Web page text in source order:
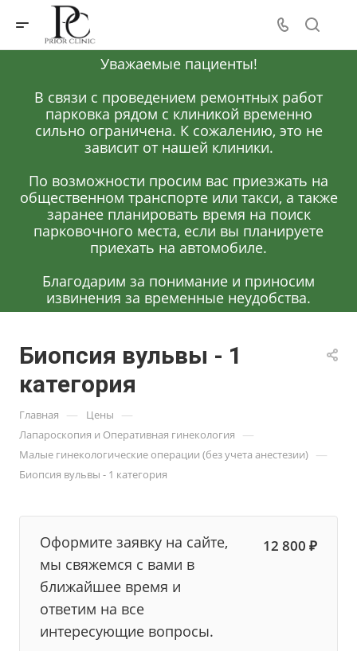
Уважаемые пациенты!
В связи с проведением ремонтных работ
парковка рядом с клиникой временно
сильно ограничена. К сожалению, это не
зависит от нашей клиники.
По возможности просим вас приезжать на
общественном транспорте или такси, а также
заранее планировать время на поиск
парковочного места, если вы планируете
приехать на автомобиле.
Благодарим за понимание и приносим
извинения за временные неудобства.
Биопсия вульвы - 1
категория
Главная — Цены —
Лапароскопия и Оперативная гинекология —
Малые гинекологические операции (без учета анестезии) —
Биопсия вульвы - 1 категория
Оформите заявку на сайте,
мы свяжемся с вами в
ближайшее время и
ответим на все
интересующие вопросы.
12 800 ₽